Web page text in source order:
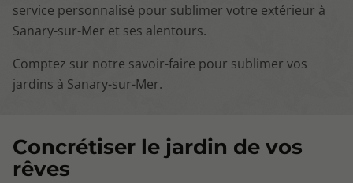
service personnalisé pour sublimer votre extérieur à
Sanary-sur-Mer et ses alentours.
Comptez sur notre savoir-faire pour sublimer vos
jardins à Sanary-sur-Mer.
Concrétiser le jardin de vos
rêves